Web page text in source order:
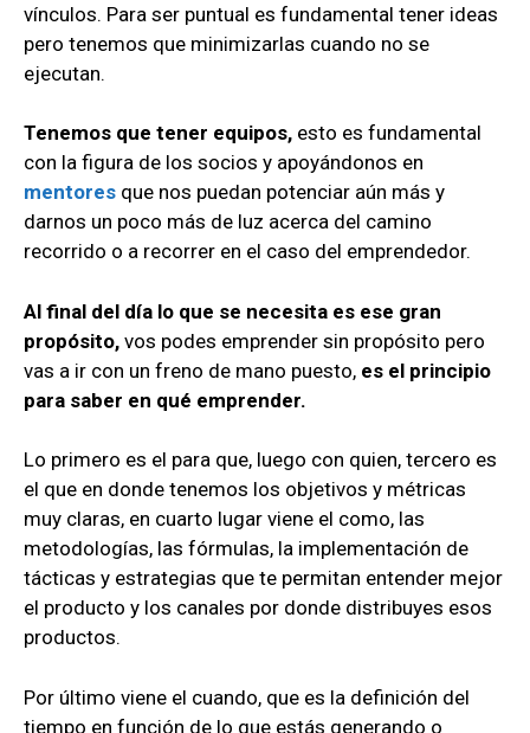
vínculos. Para ser puntual es fundamental tener ideas
pero tenemos que minimizarlas cuando no se
ejecutan.
Tenemos que tener equipos, esto es fundamental
con la figura de los socios y apoyándonos en
mentores que nos puedan potenciar aún más y
darnos un poco más de luz acerca del camino
recorrido o a recorrer en el caso del emprendedor.
Al final del día lo que se necesita es ese gran
propósito, vos podes emprender sin propósito pero
vas a ir con un freno de mano puesto, es el principio
para saber en qué emprender.
Lo primero es el para que, luego con quien, tercero es
el que en donde tenemos los objetivos y métricas
muy claras, en cuarto lugar viene el como, las
metodologías, las fórmulas, la implementación de
tácticas y estrategias que te permitan entender mejor
el producto y los canales por donde distribuyes esos
productos.
Por último viene el cuando, que es la definición del
tiempo en función de lo que estás generando o